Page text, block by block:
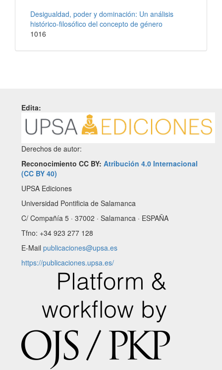
Desigualdad, poder y dominación: Un análisis
histórico-filosófico del concepto de género
1016
Edita:
Derechos de autor:
Reconocimiento CC BY: Atribución 4.0 Internacional
(CC BY 40)
UPSA Ediciones
Universidad Pontificia de Salamanca
C/ Compañía 5 · 37002 · Salamanca · ESPAÑA
Tfno: +34 923 277 128
E-Mail publicaciones@upsa.es
https://publicaciones.upsa.es/